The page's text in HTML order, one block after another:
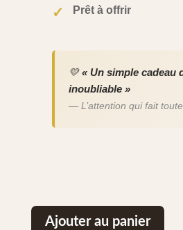
✓ Prêt à offrir
💛« Un simple cadeau
inoubliable »
— L’attention qui fait
Ajouter au panier